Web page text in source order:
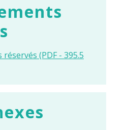
réservés (PDF - 395.5